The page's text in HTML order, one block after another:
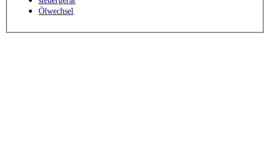
Ölwechsel